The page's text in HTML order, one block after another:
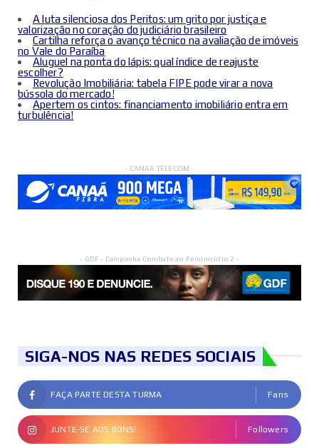
A luta silenciosa dos Peritos: um grito por justiça e
valorização no coração do judiciário brasileiro
Cartilha reforça o avanço técnico na avaliação de imóveis
no Vale do Paraíba
Aluguel na ponta do lápis: qual índice de reajuste
escolher?
Revolução Imobiliária: tabela FIPE pode virar a nova
bússola do mercado!
Apertem os cintos: financiamento imobiliário entra em
turbulência!
- CANAÃ TELECOM -
- GDF - Campanha Combate ao Feminicídio 2 -
SIGA-NOS NAS REDES SOCIAIS
FAÇA PARTE DESTA TURMA Fans
JUNTE-SE AOS BONS! Followers